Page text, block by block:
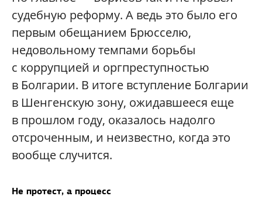
судебную реформу. А ведь это было его
первым обещанием Брюсселю,
недовольному темпами борьбы
с коррупцией и оргпреступностью
в Болгарии. В итоге вступление Болгарии
в Шенгенскую зону, ожидавшееся еще
в прошлом году, оказалось надолго
отсроченным, и неизвестно, когда это
вообще случится.
Не протест, а процесс